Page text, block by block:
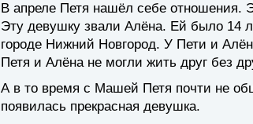
В апреле Петя нашёл себе отношения.
Эту девушку звали Алёна. Ей было 14
городе Нижний Новгород. У Пети и
Петя и Алёна не могли жить друг без
А в то время с Машей Петя почти не
появилась прекрасная девушка.